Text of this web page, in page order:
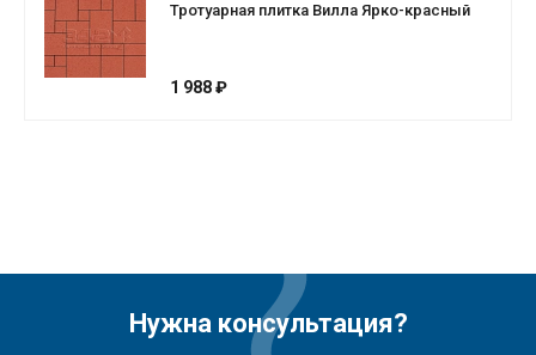
Тротуарная плитка Вилла Ярко-красный
1 988 ₽
Нужна консультация?